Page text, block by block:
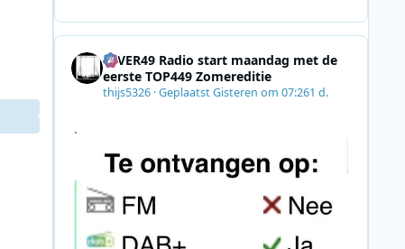
AB2831C8A639&utm_medium=email&utm_co
8F09201A140D&utm_source=SmartBrief
4EVER49 Radio start maandag met de
eerste TOP449 Zomereditie
thijs5326·GeplaatstGisteren om 07:261 d.
.